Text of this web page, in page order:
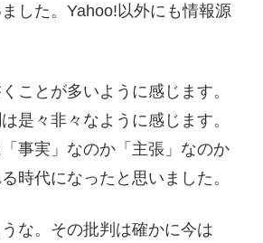
した。Yahoo!以外にも情報源
ことが多いように感じます。
是々非々なように感じます。
事実」なのか「主張」なのか
時代になったと思いました。
な。その批判は確かに今は